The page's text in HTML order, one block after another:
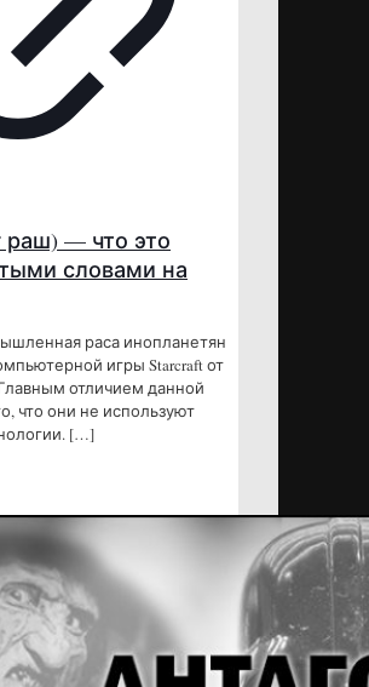
раш) — что это
словами на
раса инопланетян
игры Starcraft от
отличием данной
что они не используют
[…]